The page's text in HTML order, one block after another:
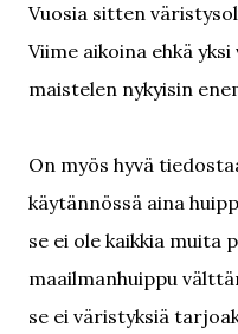
Vuosia sitten
Viime aikoina ehkä
maistelen nykyisin
On myös hyvä
käytännössä aina
se ei ole kaikkia muita
maailmanhuippu
se ei väristyksiä